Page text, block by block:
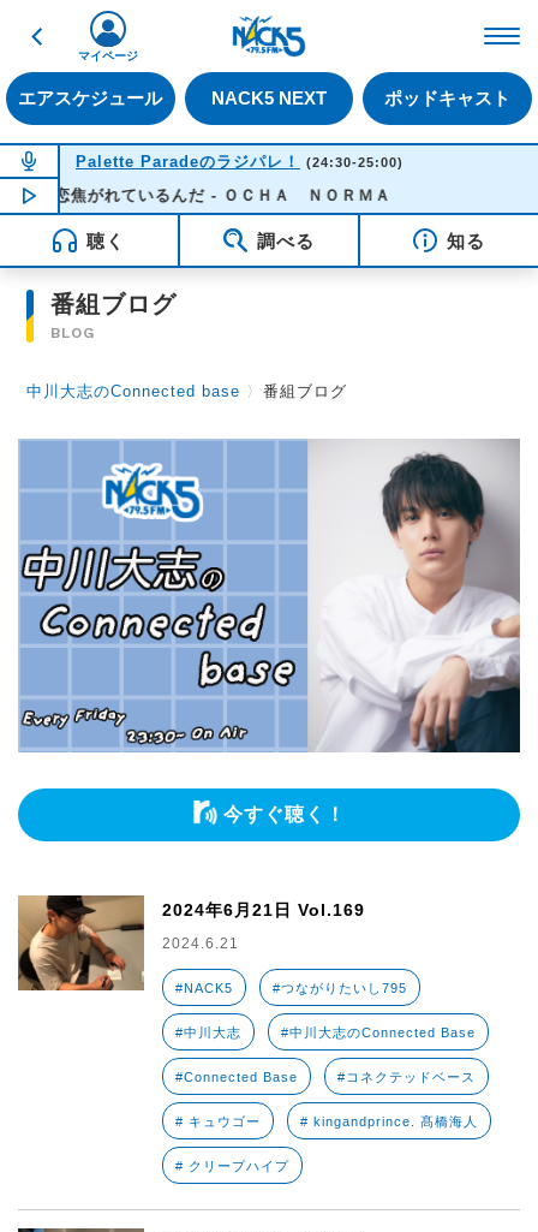
戻る
エアスケジュール NACK5 NEXT ポッドキャスト
マイページ
NOW ON AIR
Palette Paradeのラジパレ！ (24:30-25:00)
NOW PLAYING00:15
に恋焦がれているんだ - ＯＣＨＡ ＮＯＲＭＡ
聴く 調べる 知る
番組ブログ
BLOG
中川大志のConnected base 〉番組ブログ
今すぐ聴く！
2024年6月21日 Vol.169
2024.6.21
#NACK5 #つながりたいし795
#中川大志 #中川大志のConnected Base
#Connected Base #コネクテッドベース
# キュウゴー # kingandprince. 髙橋海人
# クリープハイプ